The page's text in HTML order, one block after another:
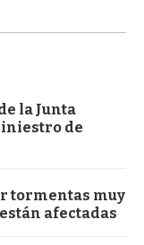
la Junta
de
tormentas muy
afectadas